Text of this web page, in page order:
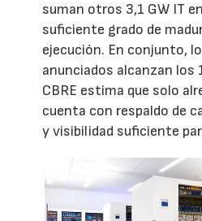
suman otros 3,1 GW IT
suficiente grado de
ejecución. En conjunto,
anunciados alcanzan los
CBRE estima que solo
cuenta con respaldo de
y visibilidad suficiente